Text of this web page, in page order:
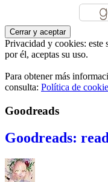
Privacidad y cookies: este
por él, aceptas su uso.
Para obtener más
consulta: Política de
Goodreads
Goodreads: read